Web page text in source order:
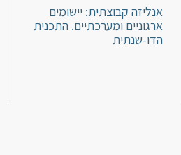
אנליזה קבוצתית: יישומים
ארגוניים ומערכתיים. התכנית
הדו-שנתית